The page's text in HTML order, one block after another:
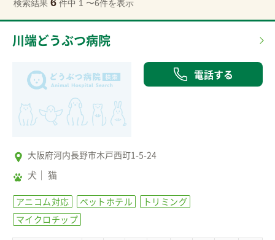
検索結果 6 件中 1 〜6件を表示
川端どうぶつ病院
電話する
大阪府河内長野市木戸西町1-5-24
犬 猫
アニコム対応 ペットホテル
トリミング
マイクロチップ